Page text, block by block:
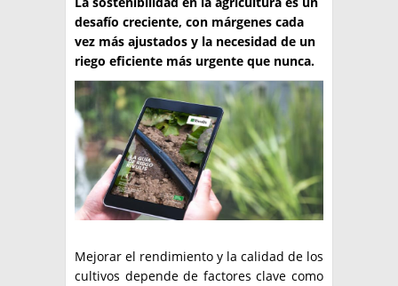
CLASIFICADOS
INTERES GENERAL
LA PAPA
RESOLUCIONES Y NORMATIVAS
ENLACES
ARGENPAPA
PUBLICIDAD
QUIENES SOMOS
CONTACTO
BUSCAR NOTICIAS
BUSCAR
desafío creciente, con márgenes cada
vez más ajustados y la necesidad de un
riego eficiente más urgente que nunca.
Mejorar el rendimiento y la calidad de los
cultivos depende de factores clave como